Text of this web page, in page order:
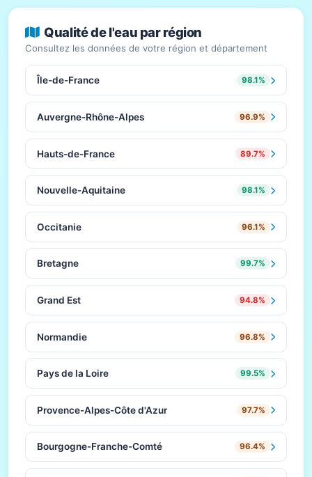
Qualité de l'eau par région
Consultez les données de votre région et département
Île-de-France 98.1%
Auvergne-Rhône-Alpes 96.9%
Hauts-de-France 89.7%
Nouvelle-Aquitaine 98.1%
Occitanie 96.1%
Bretagne 99.7%
Grand Est 94.8%
Normandie 96.8%
Pays de la Loire 99.5%
Provence-Alpes-Côte d'Azur 97.7%
Bourgogne-Franche-Comté 96.4%